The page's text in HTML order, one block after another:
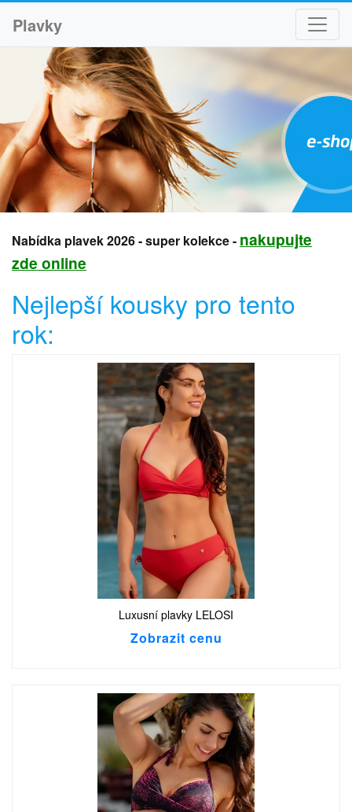
Plavky
Nabídka plavek 2026 - super kolekce - nakupujte
zde online
Nejlepší kousky pro tento
rok:
Luxusní plavky LELOSI
Zobrazit cenu